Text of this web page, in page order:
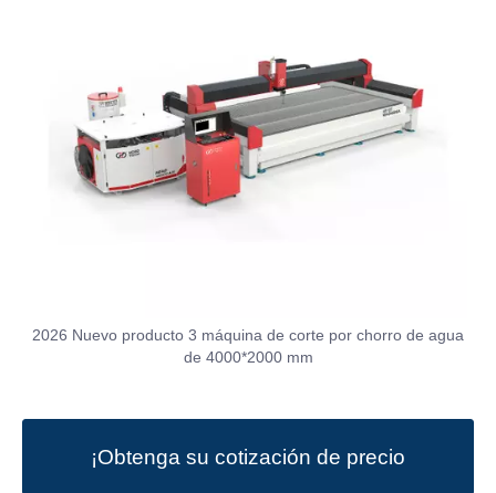
2026 Nuevo producto 3 máquina de corte por chorro de agua
de 4000*2000 mm
¡Obtenga su cotización de precio